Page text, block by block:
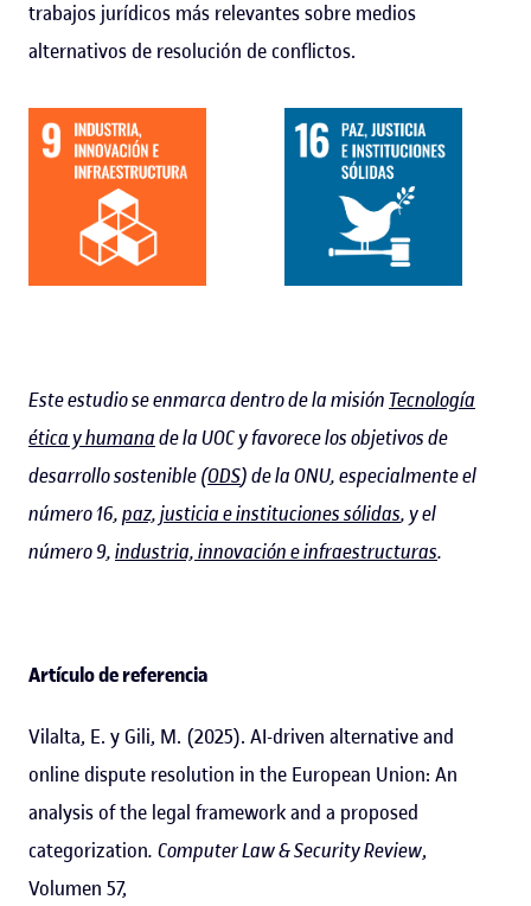
trabajos jurídicos más relevantes sobre medios
alternativos de resolución de conflictos.
Este estudio se enmarca dentro de la misión Tecnología
ética y humanade la UOC y favorece los objetivos de
desarrollo sostenible (ODS) de la ONU, especialmente el
número 16,paz, justicia e instituciones sólidas, y el
número 9,industria, innovación e infraestructuras.
Artículo de referencia
Vilalta, E. y Gili, M. (2025). AI-driven alternative and
online dispute resolution in the European Union: An
analysis of the legal framework and a proposed
categorization. Computer Law & Security Review,
Volumen 57,